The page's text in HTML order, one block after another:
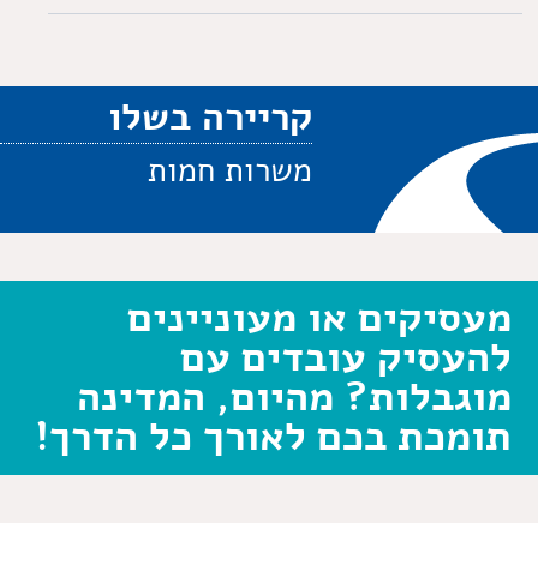
קריירה בשלו
משרות חמות
מעסיקים או מעוניינים
להעסיק עובדים עם
מוגבלות? מהיום, המדינה
תומכת בכם לאורך כל הדרך!